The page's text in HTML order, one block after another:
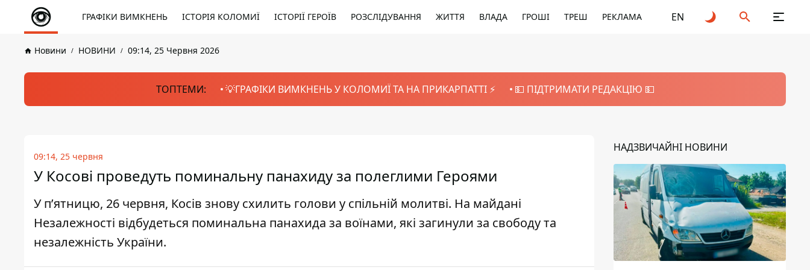
ГРАФІКИ ВИМКНЕНЬ ІСТОРІЯ КОЛОМИЇ ІСТОРІЇ ГЕРОЇВ РОЗСЛІДУВАННЯ ЖИТТЯ ВЛАДА ГРОШІ ТРЕШ РЕКЛАМА EN
Новини НОВИНИ 09:14, 25 Червня 2026
ТОПТЕМИ: 💡ГРАФІКИ ВИМКНЕНЬ У КОЛОМИЇ ТА НА ПРИКАРПАТТІ ⚡️ 💵 ПІДТРИМАТИ РЕДАКЦІЮ 💵
09:14, 25 червня
У Косові проведуть поминальну панахиду за полеглими Героями
У п’ятницю, 26 червня, Косів знову схилить голови у спільній молитві. На майдані
Незалежності відбудеться поминальна панахида за воїнами, які загинули за свободу та
незалежність України.
НАДЗВИЧАЙНІ НОВИНИ